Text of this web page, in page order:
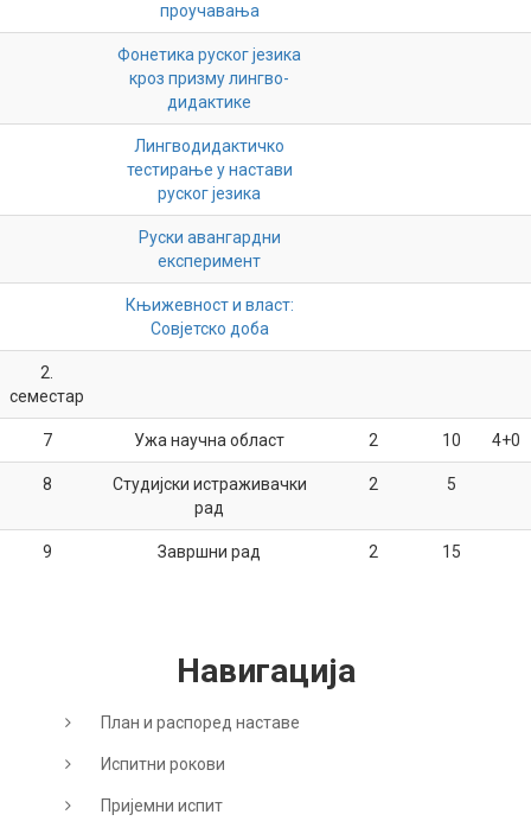
проучавања
Фонетика руског језика
кроз призму лингво-
дидактике
Лингводидактичко
тестирање у настави
руског језика
Руски авангардни
експеримент
Књижевност и власт:
Совјетско доба
2.
семестар
7 Ужа научна област 2 10 4+0
8
Студијски истраживачки
рад
2 5
9 Завршни рад 2 15
Навигација
План и распоред наставе
Испитни рокови
Пријемни испит